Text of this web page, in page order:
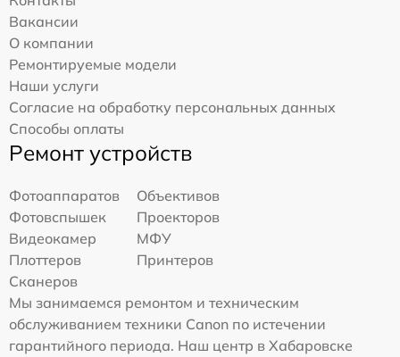
Вакансии
О компании
Ремонтируемые модели
Наши услуги
Согласие на обработку персональных данных
Способы оплаты
Ремонт устройств
Фотоаппаратов
Объективов
Фотовспышек
Проекторов
Видеокамер
МФУ
Плоттеров
Принтеров
Сканеров
Мы занимаемся ремонтом и техническим
обслуживанием техники Canon по истечении
гарантийного периода. Наш центр в Хабаровске